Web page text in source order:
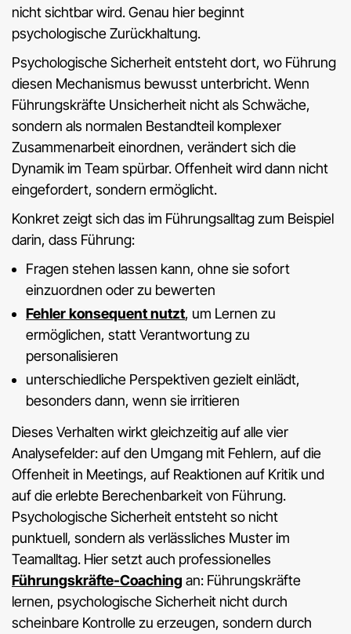
nicht sichtbar wird. Genau hier beginnt
psychologische Zurückhaltung.
Psychologische Sicherheit entsteht dort, wo Führung
diesen Mechanismus bewusst unterbricht. Wenn
Führungskräfte Unsicherheit nicht als Schwäche,
sondern als normalen Bestandteil komplexer
Zusammenarbeit einordnen, verändert sich die
Dynamik im Team spürbar. Offenheit wird dann nicht
eingefordert, sondern ermöglicht.
Konkret zeigt sich das im Führungsalltag zum Beispiel
darin, dass Führung:
Fragen stehen lassen kann, ohne sie sofort
einzuordnen oder zu bewerten
Fehler konsequent nutzt, um Lernen zu
ermöglichen, statt Verantwortung zu
personalisieren
unterschiedliche Perspektiven gezielt einlädt,
besonders dann, wenn sie irritieren
Dieses Verhalten wirkt gleichzeitig auf alle vier
Analysefelder: auf den Umgang mit Fehlern, auf die
Offenheit in Meetings, auf Reaktionen auf Kritik und
auf die erlebte Berechenbarkeit von Führung.
Psychologische Sicherheit entsteht so nicht
punktuell, sondern als verlässliches Muster im
Teamalltag. Hier setzt auch professionelles
Führungskräfte-Coaching an: Führungskräfte
lernen, psychologische Sicherheit nicht durch
scheinbare Kontrolle zu erzeugen, sondern durch